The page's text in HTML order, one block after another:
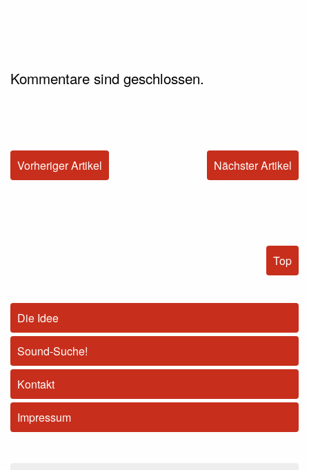
Kommentare sind geschlossen.
Nächster Artikel
Vorheriger Artikel
Top
Die Idee
Sound-Suche!
Kontakt
Impressum